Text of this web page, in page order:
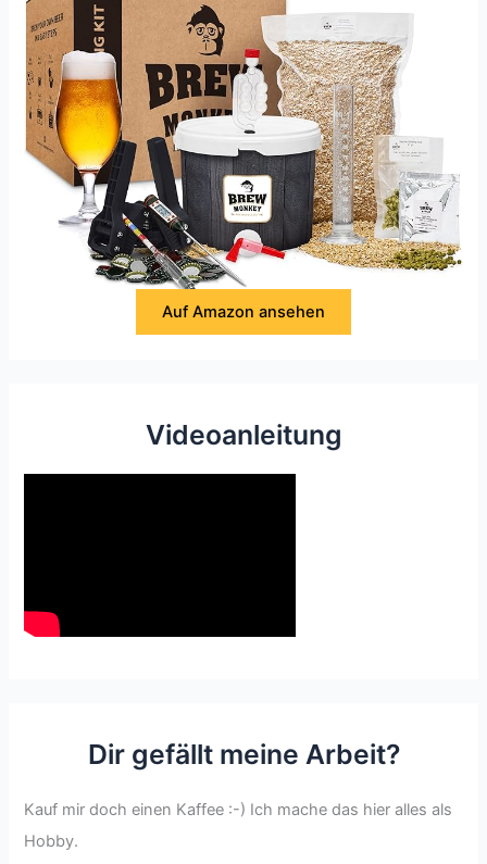
Auf Amazon ansehen
Videoanleitung
Dir gefällt meine Arbeit?
Kauf mir doch einen Kaffee :-) Ich mache das hier alles als
Hobby.